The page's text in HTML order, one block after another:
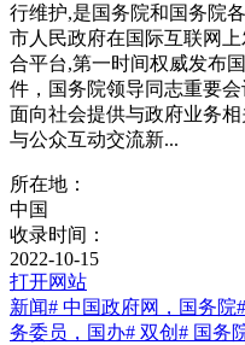
行维护,是国务院和国务院
市人民政府在国际互联网
合平台,第一时间权威发布
件，国务院领导同志重要
面向社会提供与政府业务
与公众互动交流新...
所在地：
中国
收录时间：
2022-10-15
打开网站
新闻# 中国政府网，国务院
务委员，国办# 双创 # 国务